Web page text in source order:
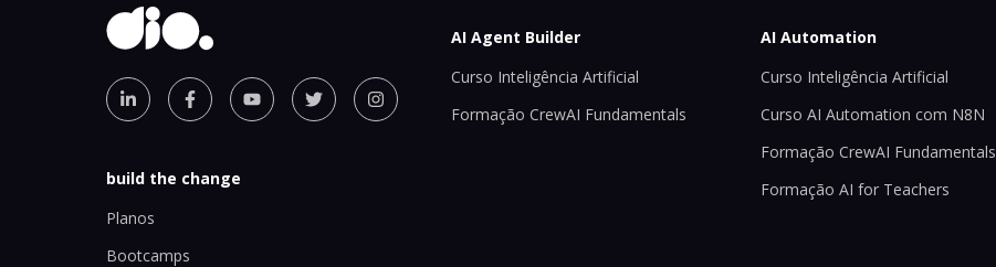
build the change
Planos
Bootcamps
AI Agent Builder
Curso Inteligência Artificial
Formação CrewAI Fundamentals
AI Automation
Curso Inteligência Artificial
Curso AI Automation com N8N
Formação CrewAI Fundamentals
Formação AI for Teachers